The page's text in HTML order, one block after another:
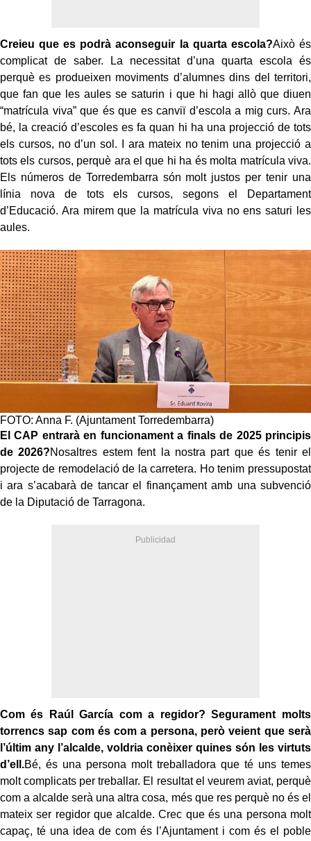
Creieu que es podrà aconseguir la quarta escola?Això és
complicat de saber. La necessitat d’una quarta escola és
perquè es produeixen moviments d’alumnes dins del territori,
que fan que les aules se saturin i que hi hagi allò que diuen
“matrícula viva” que és que es canviï d’escola a mig curs. Ara
bé, la creació d’escoles es fa quan hi ha una projecció de tots
els cursos, no d’un sol. I ara mateix no tenim una projecció a
tots els cursos, perquè ara el que hi ha és molta matrícula viva.
Els números de Torredembarra són molt justos per tenir una
línia nova de tots els cursos, segons el Departament
d’Educació. Ara mirem que la matrícula viva no ens saturi les
aules.
FOTO: Anna F. (Ajuntament Torredembarra)
El CAP entrarà en funcionament a finals de 2025 principis
de 2026?Nosaltres estem fent la nostra part que és tenir el
projecte de remodelació de la carretera. Ho tenim pressupostat
i ara s’acabarà de tancar el finançament amb una subvenció
de la Diputació de Tarragona.
Com és Raúl García com a regidor? Segurament molts
torrencs sap com és com a persona, però veient que serà
l’últim any l’alcalde, voldria conèixer quines són les virtuts
d’ell.Bé, és una persona molt treballadora que té uns temes
molt complicats per treballar. El resultat el veurem aviat, perquè
com a alcalde serà una altra cosa, més que res perquè no és el
mateix ser regidor que alcalde. Crec que és una persona molt
capaç, té una idea de com és l’Ajuntament i com és el poble